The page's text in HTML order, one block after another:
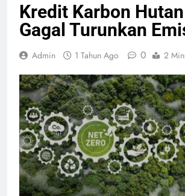
Kredit Karbon
Gagal Turunkan
Admin 1 Tahun Ago 0 2